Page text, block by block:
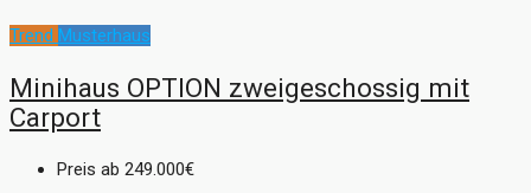
Trend Musterhaus
Minihaus OPTION zweigeschossig mit
Carport
Preis ab 249.000€